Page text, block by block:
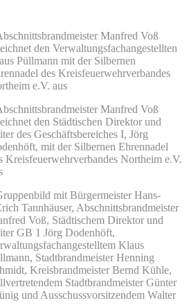
Manfred Voß
den Verwaltungsfachangestellten
Püllmann mit der Silbernen
des Kreisfeuerwehrverbandes
e.V. aus
Manfred Voß
den Städtischen Direktor und
des Geschäftsbereiches I, Jörg
mit der Silbernen Ehrennadel
Kreisfeuerwehrverbandes Northeim e.V.
mit Bürgermeister Hans-
Tannhäuser, Abschnittsbrandmeister
Voß, Städtischem Direktor und
GB 1 Jörg Dodenhöft,
Klaus
Stadtbrandmeister Henning
Kreisbrandmeister Bernd Kühle,
Stadtbrandmeister Günter
und Ausschussvorsitzendem Walter